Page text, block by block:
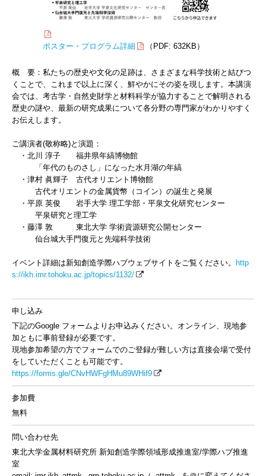
ポスター・プログラム詳細 （PDF: 632KB）
概 要：私たちの歴史や文化の足跡は、さまざまな科学技術と結びつ
くことで、これまで以上に深く、鮮やかにその姿を現します。本講演
会では、考古学・自然史財学と材料科学が協力することで解明される
歴史の謎や、最新の研究成果について各分野の専門家がわかりやすく
お伝えします。
ご講演者(敬称略)と演題：
・北川 淳子 福井県年縞博物館
「年代のものさし」になった水月湖の年縞
・津村 眞輝子 古代オリエント博物館
古代オリエントの金属貨幣（コイン）の誕生と発展
・平原 英俊 岩手大学 理工学部・平泉文化研究センター
平泉研究と理工学
・藤澤 敦 東北大学 学術資源研究公開センター
仙台城大手門復元と先端科学技術
イベント詳細は新知創造学際ハブウェブサイトをご覧ください。
http
s://ikh.imr.tohoku.ac.jp/topics/1132/
申し込み
下記のGoogle フォームよりお申込みください。オンライン、現地参
加ともに事前登録が必要です。
現地参加希望の方でフォームでのご登録が難しい方は直接会場で受付
をしていただくことも可能です。
https://forms.gle/CNvHWFgHMu89WHif9
参加費
無料
問い合わせ先
東北大学金属材料研究所 新知創造学際領域形成推進室/学際ハブ推進
室